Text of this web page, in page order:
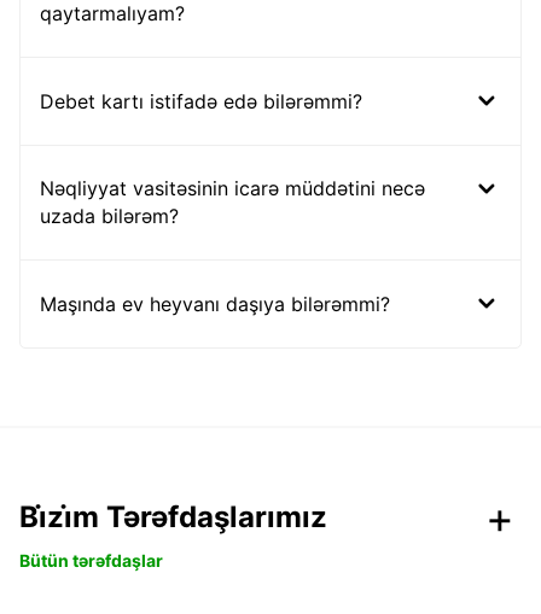
qaytarmalıyam?
Debet kartı istifadə edə bilərəmmi?
Nəqliyyat vasitəsinin icarə müddətini necə
uzada bilərəm?
Maşında ev heyvanı daşıya bilərəmmi?
Bi̇zi̇m Tərəfdaşlarımız
Bütün tərəfdaşlar